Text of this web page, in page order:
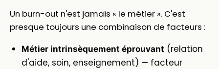
Un burn-out n'est jamais « le métier ». C'est
presque toujours une combinaison de facteurs :
Métier intrinsèquement éprouvant (relation
d'aide, soin, enseignement) — facteur